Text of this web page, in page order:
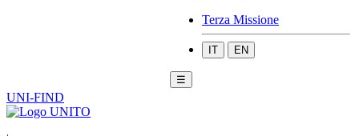
Terza Missione
IT EN
☰
UNI-FIND